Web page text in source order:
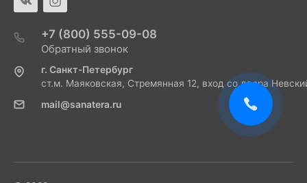
+7 (800) 555-09-08
Обратный звонок
г. Санкт-Петербург
ст.м. Маяковская, Стремянная 12, вход со двора
mail@sanatera.ru